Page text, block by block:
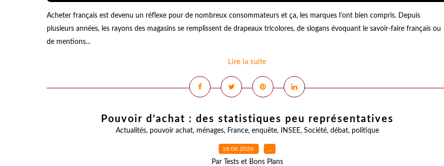
Acheter français est devenu un réflexe pour de nombreux consommateurs et ça, les marques l’ont bien compris. Depuis
plusieurs années, les rayons des magasins se remplissent de drapeaux tricolores, de slogans évoquant le savoir-faire français ou
de mentions...
Lire la suite
Pouvoir d’achat : des statistiques peu représentatives
Actualités, pouvoir achat, ménages, France, enquête, INSEE, Société, débat, politique
18.06.2026 …
Par Tests et Bons Plans